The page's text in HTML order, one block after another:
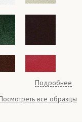
все образцы
Подробнее